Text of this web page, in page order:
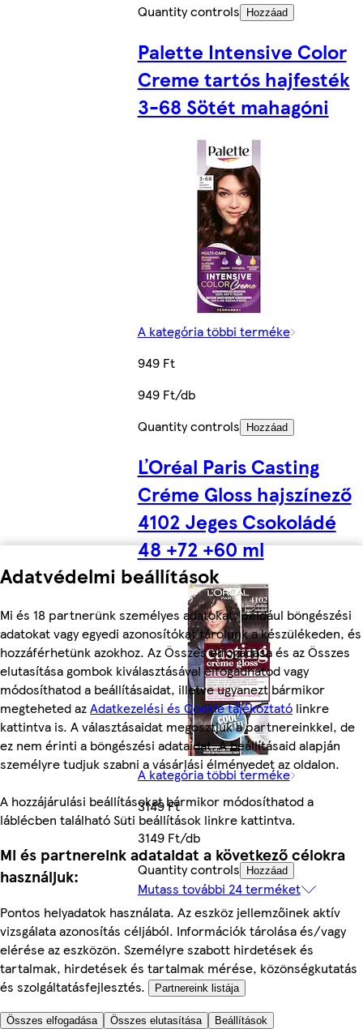
Adatvédelmi beállítások
Mi és 18 partnerünk személyes adatokat, például böngészési
adatokat vagy egyedi azonosítókat tárolunk a készülékeden, és
hozzáférhetünk azokhoz. Az Összes elfogadása és az Összes
elutasítása gombok kiválasztásával elfogadhatod vagy
módosíthatod a beállításaidat, illetve ugyanezt bármikor
megteheted azAdatkezelési és Cookie tájékoztató linkre
kattintva is. A választásaidat megosztjuk a partnereinkkel, de
ez nem érinti a böngészési adataidat. A beállításaid alapján
személyre tudjuk szabni a vásárlási élményedet az oldalon.
A hozzájárulási beállításokat bármikor módosíthatod a
láblécben található Süti beállítások linkre kattintva.
Mi és partnereink adataidat a következő célokra
használjuk:
Pontos helyadatok használata. Az eszköz jellemzőinek aktív
vizsgálata azonosítás céljából. Információk tárolása és/vagy
elérése az eszközön. Személyre szabott hirdetések és
tartalmak, hirdetések és tartalmak mérése, közönségkutatás
és szolgáltatásfejlesztés.
Partnereink listája
Összes elfogadása Összes elutasítása Beállítások
Quantity controls
Hozzáad
Palette Intensive Color
Creme tartós hajfesték
3-68 Sötét mahagóni
A kategória többi terméke
949 Ft
949 Ft/db
Quantity controls
Hozzáad
ĽOréal Paris Casting
Créme Gloss hajszínező
4102 Jeges Csokoládé
48 +72 +60 ml
A kategória többi terméke
3149 Ft
3149 Ft/db
Quantity controls
Hozzáad
Mutass további 24 terméket